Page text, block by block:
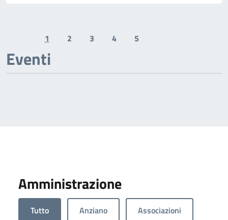
Previous page
1 2 3 4 5
Eventi
Amministrazione
Tutto Anziano Associazioni